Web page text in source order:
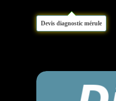
Devis diagnostic mérule